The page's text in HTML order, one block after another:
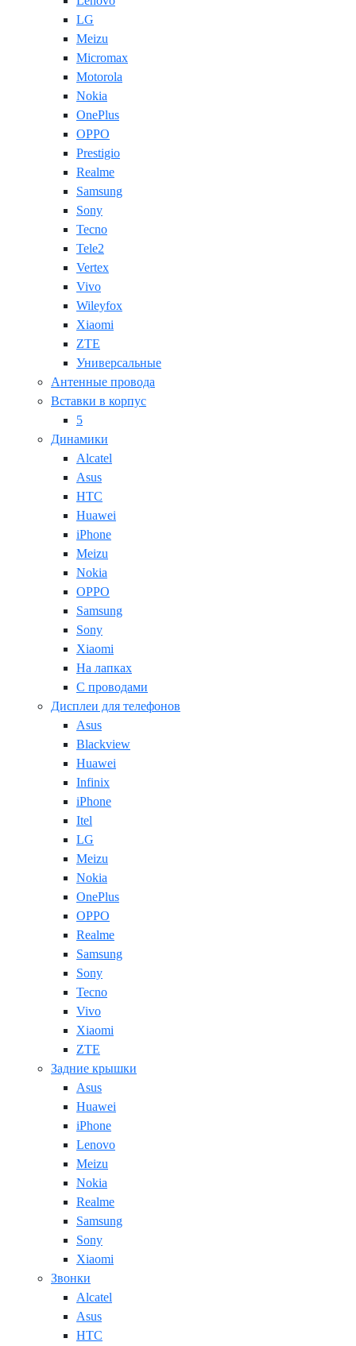
LG
Meizu
Micromax
Motorola
Nokia
OnePlus
OPPO
Prestigio
Realme
Samsung
Sony
Tecno
Tele2
Vertex
Vivo
Wileyfox
Xiaomi
ZTE
Универсальные
Антенные провода
Вставки в корпус
5
Динамики
Alcatel
Asus
HTC
Huawei
iPhone
Meizu
Nokia
OPPO
Samsung
Sony
Xiaomi
На лапках
С проводами
Дисплеи для телефонов
Asus
Blackview
Huawei
Infinix
iPhone
Itel
LG
Meizu
Nokia
OnePlus
OPPO
Realme
Samsung
Sony
Tecno
Vivo
Xiaomi
ZTE
Задние крышки
Asus
Huawei
iPhone
Lenovo
Meizu
Nokia
Realme
Samsung
Sony
Xiaomi
Звонки
Alcatel
Asus
HTC